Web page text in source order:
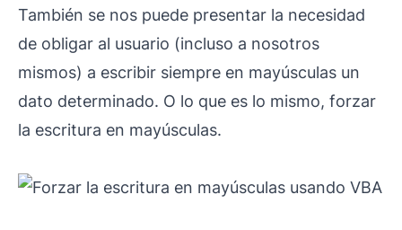
También se nos puede presentar la necesidad
de obligar al usuario (incluso a nosotros
mismos) a escribir siempre en mayúsculas un
dato determinado. O lo que es lo mismo, forzar
la escritura en mayúsculas.